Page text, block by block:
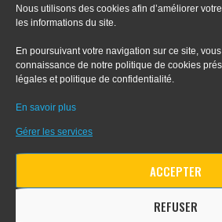
Nous utilisons des cookies afin d’améliorer
les informations du site.
En poursuivant votre navigation sur ce site,
connaissance de notre politique de cookies
légales et politique de confidentialité.
En savoir plus
Gérer les services
ACCEPTER
REFUSER